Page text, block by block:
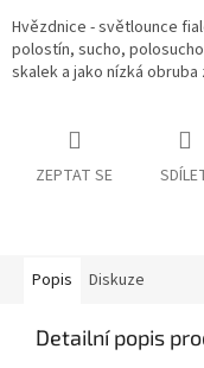
Hvězdnice - světlounce
polostín, sucho,
skalek a jako nízká obruba
ZEPTAT SE
Popis Diskuze
Detailní popis